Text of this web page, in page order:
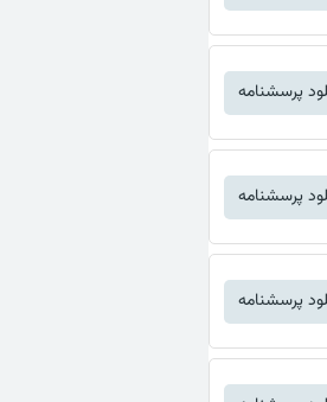
پرسشنامه
پرسشنامه
پرسشنامه